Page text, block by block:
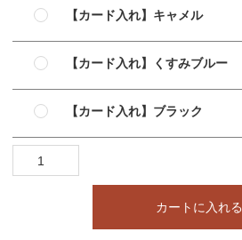
【カード入れ】キャメル
【カード入れ】くすみブルー
【カード入れ】ブラック
カートに入れる